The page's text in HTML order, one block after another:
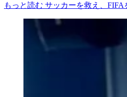
もっと読む サッカーを救え、FIFA